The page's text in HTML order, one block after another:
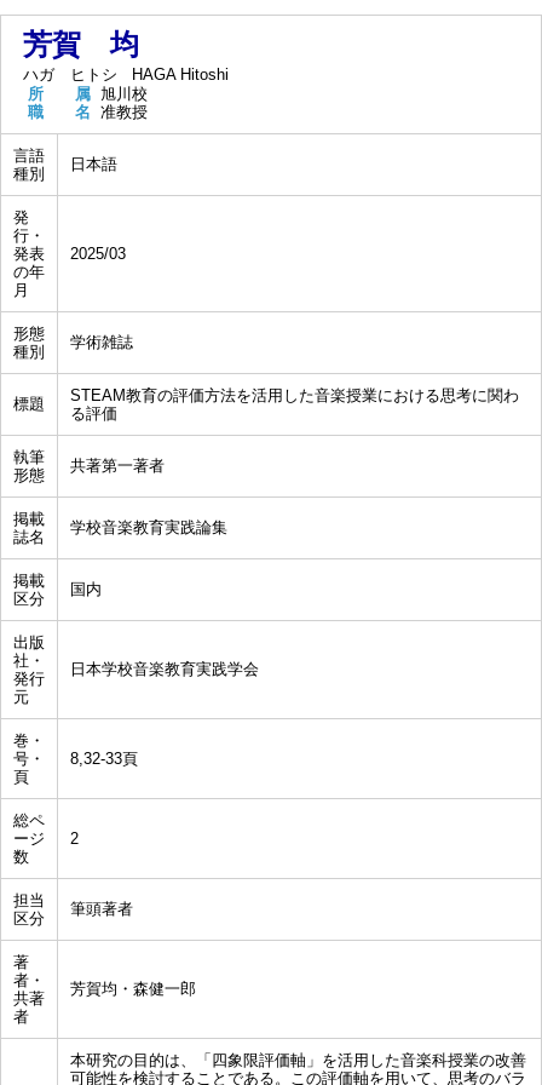
芳賀 均
ハガ ヒトシ
HAGA Hitoshi
所 属 旭川校
職 名 准教授
言語
種別
日本語
発
行・
発表
の年
月
2025/03
形態
種別
学術雑誌
標題
STEAM教育の評価方法を活用した音楽授業における思考に関わ
る評価
執筆
形態
共著第一著者
掲載
誌名
学校音楽教育実践論集
掲載
区分
国内
出版
社・
発行
元
日本学校音楽教育実践学会
巻・
号・
頁
8,32-33頁
総ペ
ージ
数
2
担当
区分
筆頭著者
著
者・
共著
者
芳賀均・森健一郎
本研究の目的は、「四象限評価軸」を活用した音楽科授業の改善
可能性を検討することである。この評価軸を用いて、思考のバラ